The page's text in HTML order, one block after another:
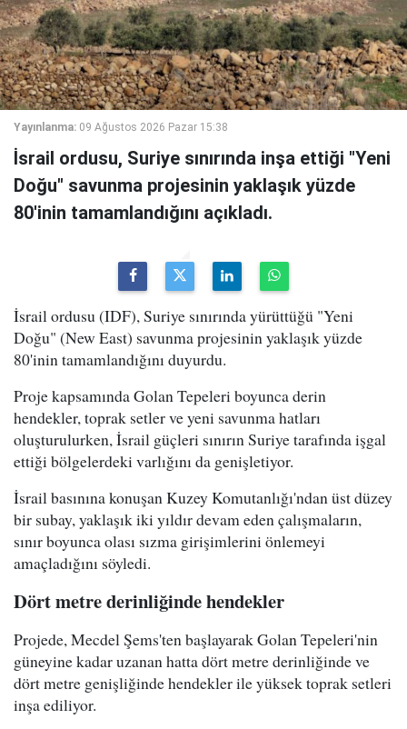
Yayınlanma: 09 Ağustos 2026 Pazar 15:38
İsrail ordusu, Suriye sınırında inşa ettiği "Yeni
Doğu" savunma projesinin yaklaşık yüzde
80'inin tamamlandığını açıkladı.
İsrail ordusu (IDF), Suriye sınırında yürüttüğü "Yeni
Doğu" (New East) savunma projesinin yaklaşık yüzde
80'inin tamamlandığını duyurdu.
Proje kapsamında Golan Tepeleri boyunca derin
hendekler, toprak setler ve yeni savunma hatları
oluşturulurken, İsrail güçleri sınırın Suriye tarafında işgal
ettiği bölgelerdeki varlığını da genişletiyor.
İsrail basınına konuşan Kuzey Komutanlığı'ndan üst düzey
bir subay, yaklaşık iki yıldır devam eden çalışmaların,
sınır boyunca olası sızma girişimlerini önlemeyi
amaçladığını söyledi.
Dört metre derinliğinde hendekler
Projede, Mecdel Şems'ten başlayarak Golan Tepeleri'nin
güneyine kadar uzanan hatta dört metre derinliğinde ve
dört metre genişliğinde hendekler ile yüksek toprak setleri
inşa ediliyor.